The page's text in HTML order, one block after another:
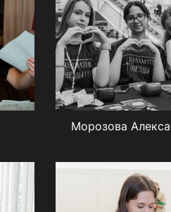
Морозова